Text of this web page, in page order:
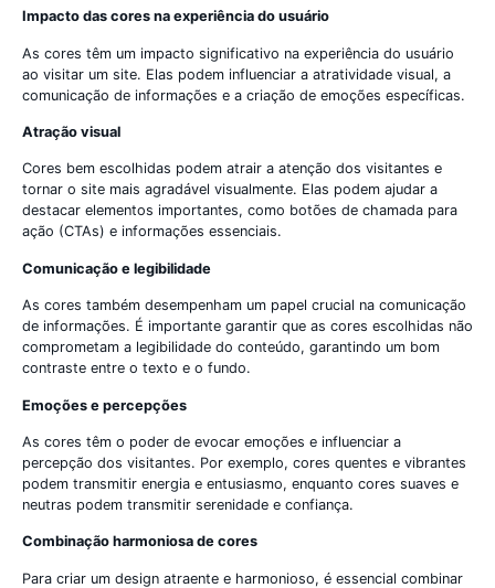
Impacto das cores na experiência do usuário
As cores têm um impacto significativo na experiência do usuário
ao visitar um site. Elas podem influenciar a atratividade visual, a
comunicação de informações e a criação de emoções específicas.
Atração visual
Cores bem escolhidas podem atrair a atenção dos visitantes e
tornar o site mais agradável visualmente. Elas podem ajudar a
destacar elementos importantes, como botões de chamada para
ação (CTAs) e informações essenciais.
Comunicação e legibilidade
As cores também desempenham um papel crucial na comunicação
de informações. É importante garantir que as cores escolhidas não
comprometam a legibilidade do conteúdo, garantindo um bom
contraste entre o texto e o fundo.
Emoções e percepções
As cores têm o poder de evocar emoções e influenciar a
percepção dos visitantes. Por exemplo, cores quentes e vibrantes
podem transmitir energia e entusiasmo, enquanto cores suaves e
neutras podem transmitir serenidade e confiança.
Combinação harmoniosa de cores
Para criar um design atraente e harmonioso, é essencial combinar